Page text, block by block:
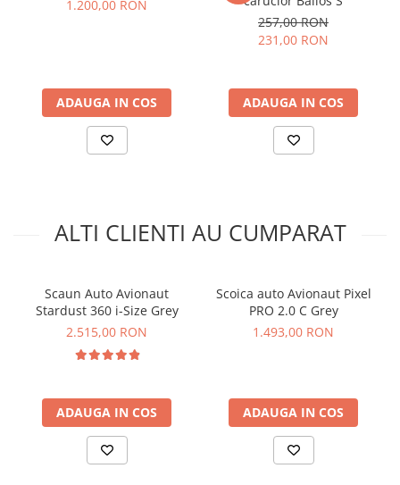
printr-un rezultat excelent la testul ADAC, un standard
recunoscut la nivel european pentru evaluarea sigurantei
scaunelor auto pentru copii. Acest lucru subliniaza nivelul
Protectie avansata la impact
Avionaut Cosmo 2.0 este echipata cu un sistem de protectie
la impact ce minimizeaza riscul de ranire in cazul unui
accident. Acest sistem, combinat cu insertul pentru nou-
1.200,00 RON
ADAUGA IN COS
257,00 RON
231,00 RON
ADAUGA IN COS
ALTI CLIENTI AU CUMPARAT
Scaun Auto Avionaut
Stardust 360 i-Size Grey
2.515,00 RON
ADAUGA IN COS
Scoica auto Avionaut Pixel
PRO 2.0 C Grey
1.493,00 RON
ADAUGA IN COS